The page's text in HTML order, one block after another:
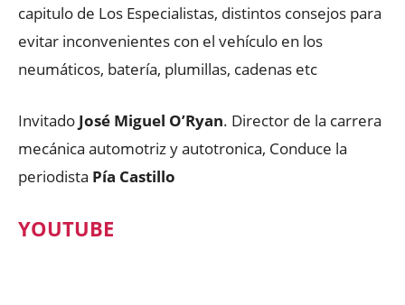
capitulo de Los Especialistas, distintos consejos para
evitar inconvenientes con el vehículo en los
neumáticos, batería, plumillas, cadenas etc
Invitado José Miguel O’Ryan. Director de la carrera
mecánica automotriz y autotronica, Conduce la
periodista Pía Castillo
YOUTUBE